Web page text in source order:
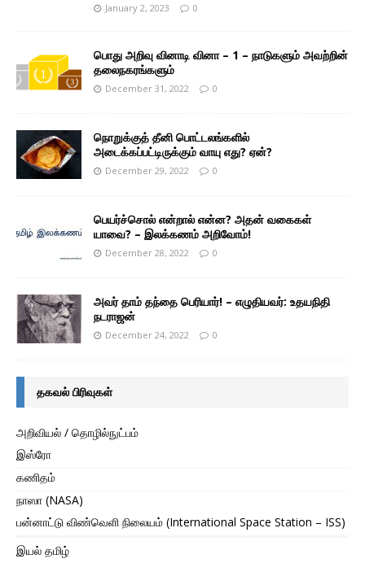
January 2, 2023 0
பொது அறிவு வினாடி வினா – 1 – நாடுகளும் அவற்றின்
தலைநகரங்களும்
December 31, 2022 0
நொறுக்குத் தீனி பொட்டலங்களில்
அடைக்கப்பட்டிருக்கும் வாயு எது? ஏன்?
December 29, 2022 0
பெயர்ச்சொல் என்றால் என்ன? அதன் வகைகள்
யாவை? – இலக்கணம் அறிவோம்!
December 28, 2022 0
அவர் தாம் தந்தை பெரியார்! – எழுதியவர்: உதயநிதி
நடராஜன்
December 24, 2022 0
தகவல் பிரிவுகள்
அறிவியல் / தொழில்நுட்பம்
இஸ்ரோ
கணிதம்
நாஸா (NASA)
பன்னாட்டு விண்வெளி நிலையம் (International Space Station – ISS)
இயல் தமிழ்